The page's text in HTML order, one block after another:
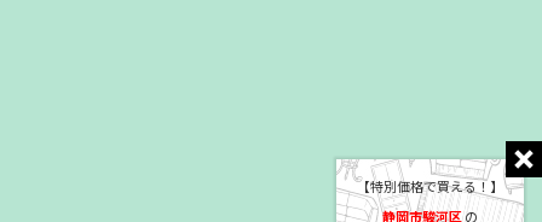
【特別価格で買える！】
静岡市駿河区の